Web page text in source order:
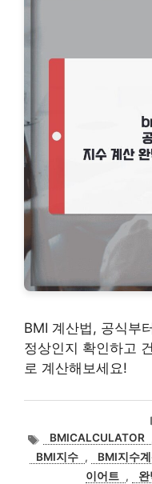
BMI 계산법, 공식부
정상인지 확인하고
로 계산해보세요!
태
그
BMICALCULATOR
BMI지수 , BMI지수
이어트 ,